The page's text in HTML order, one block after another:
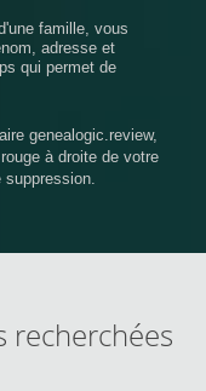
famille, vous
adresse et
qui permet de
genealogic.review,
à droite de votre
suppression.
recherchées